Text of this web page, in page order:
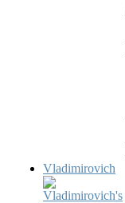
Vladimirovich